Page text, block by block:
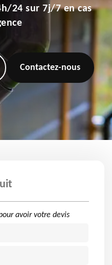
24 sur 7j/7 en cas
Contactez-nous
avoir votre devis